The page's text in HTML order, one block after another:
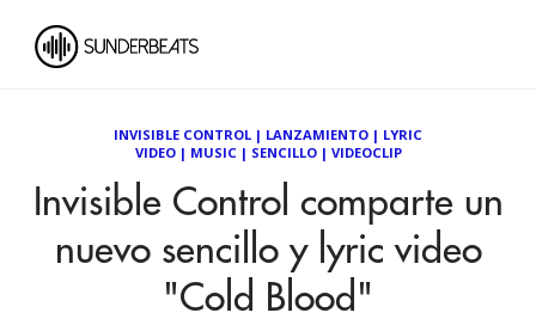
INVISIBLE CONTROL | LANZAMIENTO | LYRIC
VIDEO| MUSIC| SENCILLO| VIDEOCLIP
Invisible Control comparte un
nuevo sencillo y lyric video
"Cold Blood"